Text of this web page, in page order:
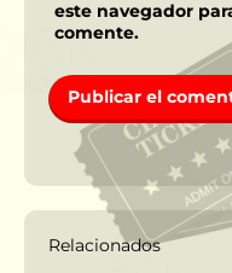
este navegador
comente.
Relacionados